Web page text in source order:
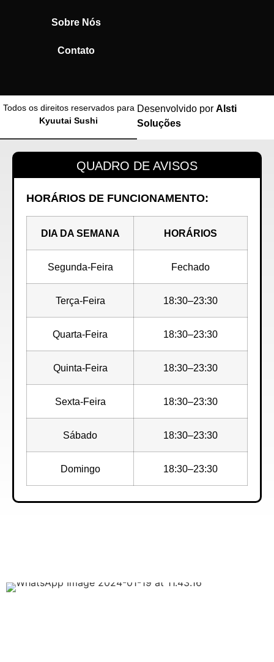
Sobre Nós
Contato
Todos os direitos reservados para
Kyuutai Sushi
Desenvolvido por Alsti
Soluções
QUADRO DE AVISOS
HORÁRIOS DE FUNCIONAMENTO:
DIA DA SEMANA HORÁRIOS
Segunda-Feira Fechado
Terça-Feira 18:30–23:30
Quarta-Feira 18:30–23:30
Quinta-Feira 18:30–23:30
Sexta-Feira 18:30–23:30
Sábado 18:30–23:30
Domingo 18:30–23:30